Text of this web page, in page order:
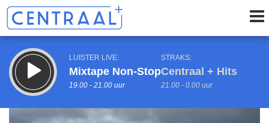
LUISTER LIVE:
Mixtape Non-Stop
19.00 - 21.00 uur
STRAKS:
Centraal + Hits
21.00 - 0.00 uur